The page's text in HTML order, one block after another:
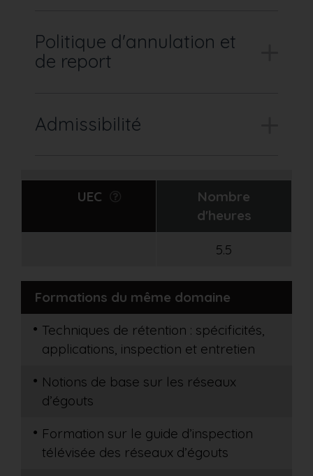
Politique d'annulation et
de report
Admissibilité
UEC
Nombre
d'heures
5.5
Formations du même domaine
Techniques de rétention : spécificités,
applications, inspection et entretien
Notions de base sur les réseaux
d’égouts
Formation sur le guide d’inspection
télévisée des réseaux d’égouts